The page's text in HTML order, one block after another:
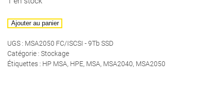
quantité
HPe
-
MSA2050
Ajouter au panier
UGS : MSA2050 FC/ISCSI - 9Tb SSD
Catégorie : Stockage
Étiquettes : HP MSA, HPE, MSA, MSA2040, MSA2050